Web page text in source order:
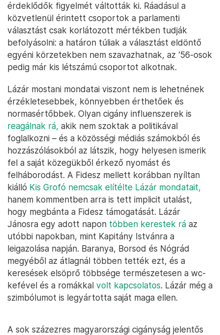
érdeklődők figyelmét váltották ki. Ráadásul a
közvetlenül érintett csoportok a parlamenti
választást csak korlátozott mértékben tudják
befolyásolni: a határon túliak a választást eldöntő
egyéni körzetekben nem szavazhatnak, az ’56-osok
pedig már kis létszámú csoportot alkotnak.
Lázár mostani mondatai viszont nem is lehetnének
érzékletesebbek, könnyebben érthetőek és
normasértőbbek. Olyan cigány influenszerek is
reagálnak rá, akik nem szoktak a politikával
foglalkozni – és a közösségi médiás számokból és
hozzászólásokból az látszik, hogy helyesen ismerik
fel a saját közegükből érkező nyomást és
felháborodást. A Fidesz mellett korábban nyíltan
kiálló Kis Grofó nemcsak elítélte Lázár mondatait,
hanem kommentben arra is tett implicit utalást,
hogy megbánta a Fidesz támogatását. Lázár
Jánosra egy adott napon többen kerestek rá az
utóbbi napokban, mint Kapitány Istvánra a
leigazolása napján. Baranya, Borsod és Nógrád
megyéből az átlagnál többen tették ezt, és a
keresések elsöprő többsége természetesen a wc-
kefével és a romákkal volt kapcsolatos. Lázár még a
szimbólumot is legyártotta saját maga ellen.
A sok százezres magyarországi cigányság jelentős